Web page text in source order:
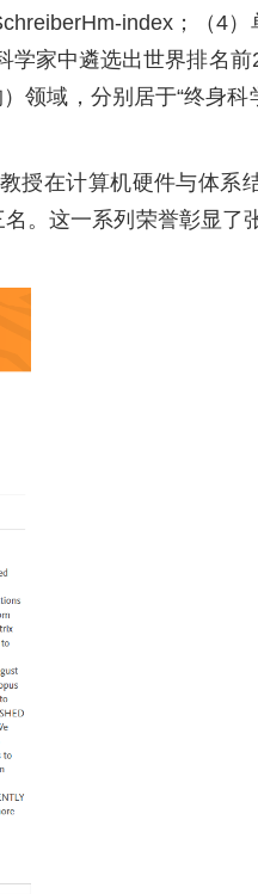
index；（4
学家中遴选出世界排名
域，分别居于“终身科
授在计算机硬件与体系
。这一系列荣誉彰显了